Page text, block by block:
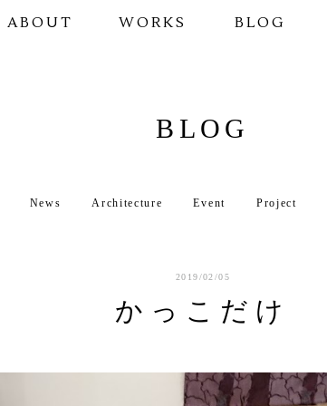
ABOUT WORKS BLOG
BLOG
News Architecture Event Project
2019/02/05
かっこだけ